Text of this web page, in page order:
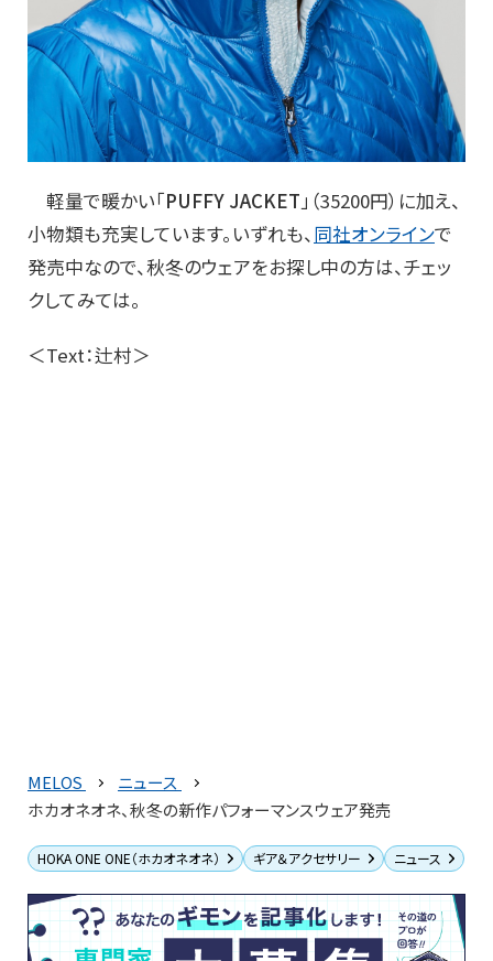
軽量で暖かい「PUFFY JACKET」（35200円）に加え、
小物類も充実しています。いずれも、同社オンラインで
発売中なので、秋冬のウェアをお探し中の方は、チェッ
クしてみては。
＜Text：辻村＞
MELOS
ニュース
ホカオネオネ、秋冬の新作パフォーマンスウェア発売
HOKA ONE ONE（ホカオネオネ） ギア＆アクセサリー ニュース